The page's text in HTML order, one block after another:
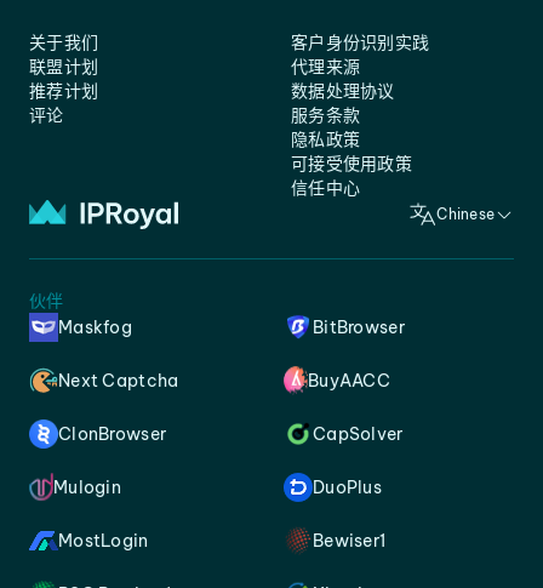
关于我们
联盟计划
推荐计划
评论
客户身份识别实践
代理来源
数据处理协议
服务条款
隐私政策
可接受使用政策
信任中心
Chinese
伙伴
Maskfog
BitBrowser
Next Captcha BuyAACC
ClonBrowser CapSolver
Mulogin DuoPlus
MostLogin Bewiser1